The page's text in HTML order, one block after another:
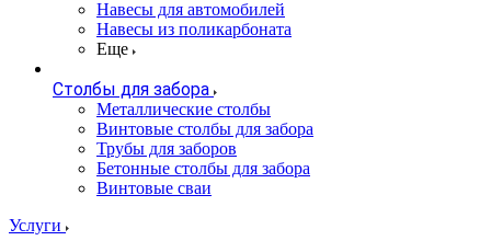
Навесы для автомобилей
Навесы из поликарбоната
Еще
Столбы для забора
Металлические столбы
Винтовые столбы для забора
Трубы для заборов
Бетонные столбы для забора
Винтовые сваи
Услуги